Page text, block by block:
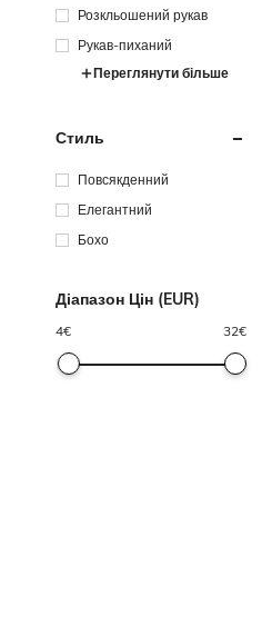
Розкльошений рукав
Рукав-пиханий
Переглянути більше
Стиль
Повсякденний
Елегантний
Бохо
Діапазон Цін (EUR)
4€ 32€